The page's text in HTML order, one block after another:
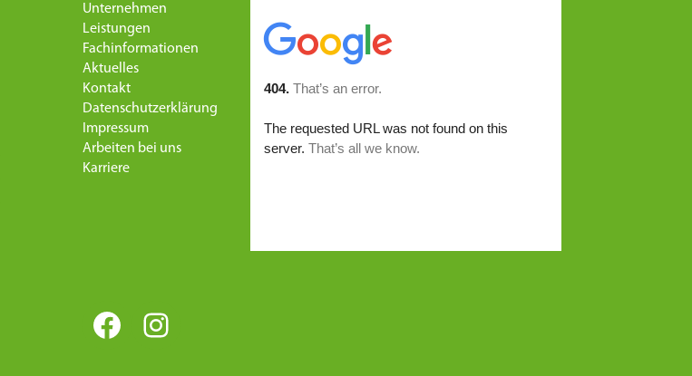
Unternehmen
Leistungen
Fachinformationen
Aktuelles
Kontakt
Datenschutzerklärung
Impressum
Arbeiten bei uns
Karriere
Facebook
Instagram